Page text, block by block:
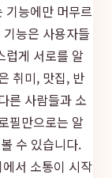
기능에만 머무르
능은 사용자들
럽게 서로를 알
취미, 맛집, 반
른 사람들과 소
필만으로는 알
수 있습니다.
서 소통이 시작